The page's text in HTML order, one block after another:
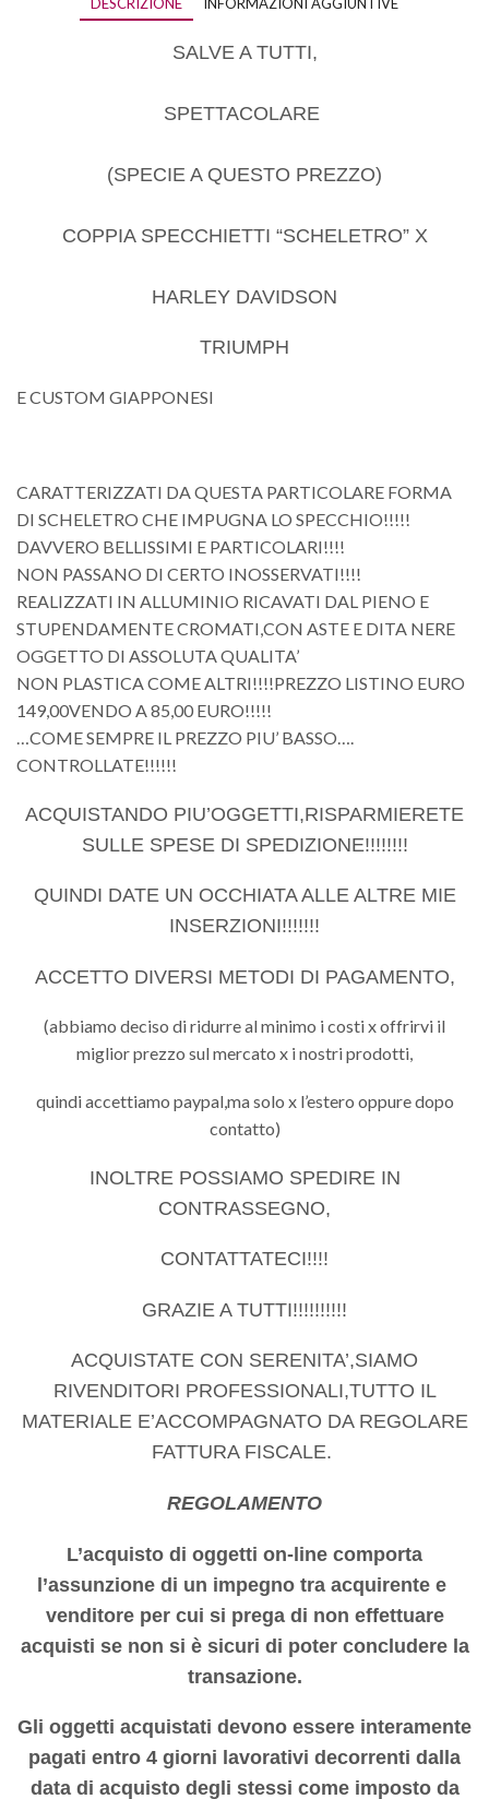
SALVE A TUTTI,
SPETTACOLARE
(SPECIE A QUESTO PREZZO)
COPPIA SPECCHIETTI “SCHELETRO” X
HARLEY DAVIDSON
TRIUMPH
E CUSTOM GIAPPONESI
CARATTERIZZATI DA QUESTA PARTICOLARE FORMA
DI SCHELETRO CHE IMPUGNA LO SPECCHIO!!!!!
DAVVERO BELLISSIMI E PARTICOLARI!!!!
NON PASSANO DI CERTO INOSSERVATI!!!!
REALIZZATI IN ALLUMINIO RICAVATI DAL PIENO E
STUPENDAMENTE CROMATI,CON ASTE E DITA NERE
OGGETTO DI ASSOLUTA QUALITA’
NON PLASTICA COME ALTRI!!!!PREZZO LISTINO EURO
149,00VENDO A 85,00 EURO!!!!!
…COME SEMPRE IL PREZZO PIU’ BASSO….
CONTROLLATE!!!!!!
ACQUISTANDO PIU’OGGETTI,RISPARMIERETE
SULLE SPESE DI SPEDIZIONE!!!!!!!!
QUINDI DATE UN OCCHIATA ALLE ALTRE MIE
INSERZIONI!!!!!!!
ACCETTO DIVERSI METODI DI PAGAMENTO,
(abbiamo deciso di ridurre al minimo i costi x offrirvi il
miglior prezzo sul mercato x i nostri prodotti,
quindi accettiamo paypal,ma solo x l’estero oppure dopo
contatto)
INOLTRE POSSIAMO SPEDIRE IN
CONTRASSEGNO,
CONTATTATECI!!!!
GRAZIE A TUTTI!!!!!!!!!!
ACQUISTATE CON SERENITA’,SIAMO
RIVENDITORI PROFESSIONALI,TUTTO IL
MATERIALE E’ACCOMPAGNATO DA REGOLARE
FATTURA FISCALE.
REGOLAMENTO
L’acquisto di oggetti on-line comporta
l’assunzione di un impegno tra acquirente e
venditore per cui si prega di non effettuare
acquisti se non si è sicuri di poter concludere la
transazione.
Gli oggetti acquistati devono essere interamente
pagati entro 4 giorni lavorativi decorrenti dalla
data di acquisto degli stessi come imposto da